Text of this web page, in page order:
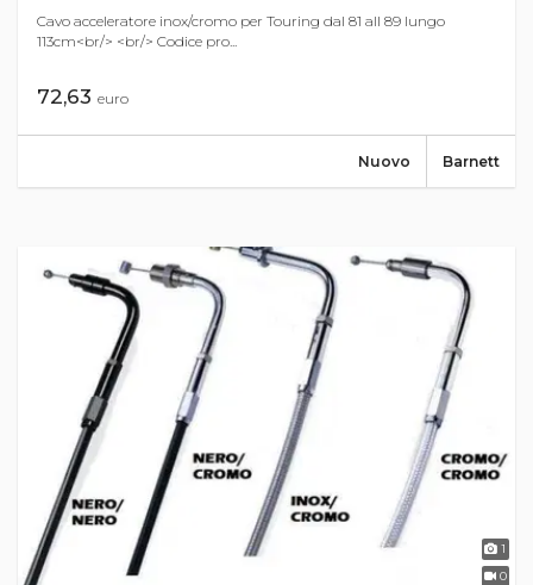
Cavo acceleratore inox/cromo per Touring dal 81 all 89 lungo
113cm<br/> <br/> Codice pro...
72,63 euro
Barnett
Nuovo
1
0